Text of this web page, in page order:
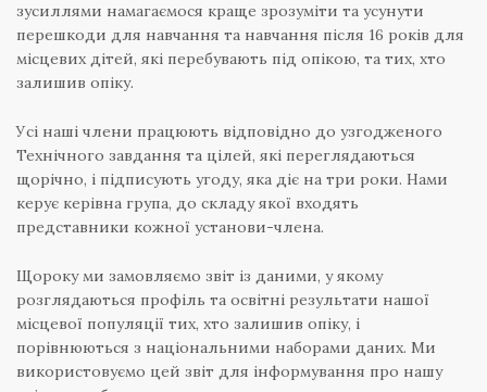
зусиллями намагаємося краще зрозуміти та усунути
перешкоди для навчання та навчання після 16 років для
місцевих дітей, які перебувають під опікою, та тих, хто
залишив опіку.
Усі наші члени працюють відповідно до узгодженого
Технічного завдання та цілей, які переглядаються
щорічно, і підписують угоду, яка діє на три роки. Нами
керує керівна група, до складу якої входять
представники кожної установи-члена.
Щороку ми замовляємо звіт із даними, у якому
розглядаються профіль та освітні результати нашої
місцевої популяції тих, хто залишив опіку, і
порівнюються з національними наборами даних. Ми
використовуємо цей звіт для інформування про нашу